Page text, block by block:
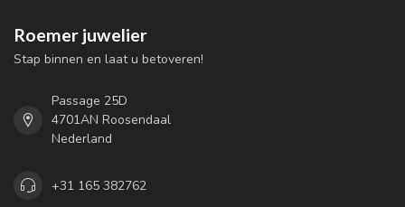
Roemer juwelier
Stap binnen en laat u betoveren!
Passage 25D
4701AN Roosendaal
Nederland
+31 165 382762